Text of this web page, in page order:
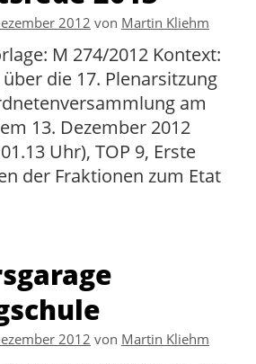
2012 von Martin Kliehm
M 274/2012 Kontext:
die 17. Plenarsitzung
am
13. Dezember 2012
Uhr), TOP 9, Erste
der Fraktionen zum Etat
2012 von Martin Kliehm